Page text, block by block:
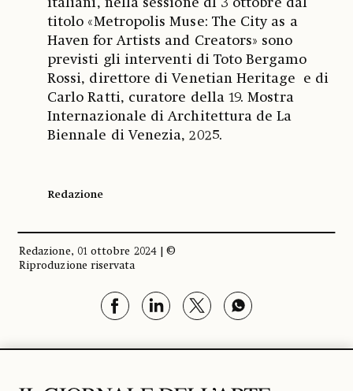
italiani, nella sessione dl 3 ottobre dal
titolo «Metropolis Muse: The City as a
Haven for Artists and Creators» sono
previsti gli interventi di Toto Bergamo
Rossi, direttore di Venetian Heritage e di
Carlo Ratti, curatore della 19. Mostra
Internazionale di Architettura de La
Biennale di Venezia, 2025.
Redazione
Redazione, 01 ottobre 2024 | ©
Riproduzione riservata